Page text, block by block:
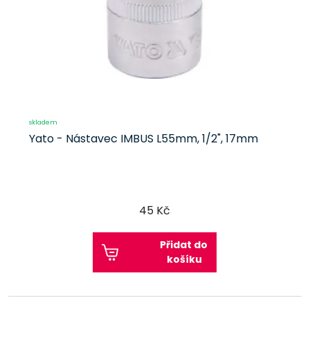
skladem
Yato - Nástavec IMBUS L55mm, 1/2", 17mm
45 Kč
Přidat do
košíku